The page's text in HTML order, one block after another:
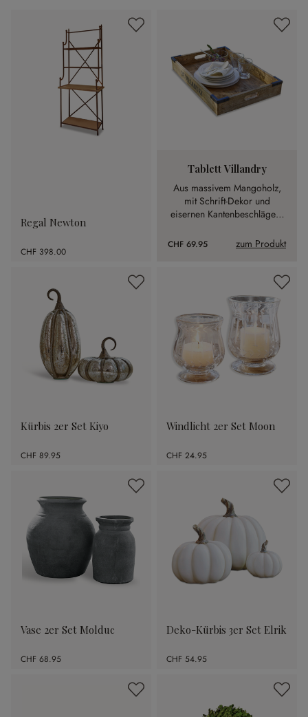
Regal Newton
CHF 398.00
Tablett Villandry
Aus massivem Mangoholz,
mit Schrift-Dekor und
eisernen Kantenbeschlägen.
CHF 69.95 zum Produkt
Kürbis 2er Set Kiyo
CHF 89.95
Windlicht 2er Set Moon
CHF 24.95
Vase 2er Set Molduc
CHF 68.95
Deko-Kürbis 3er Set Elrik
CHF 54.95